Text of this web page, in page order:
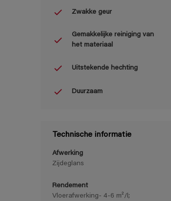
Zwakke geur
Gemakkelijke reiniging van
het materiaal
Uitstekende hechting
Duurzaam
Technische informatie
Afwerking
Zijdeglans
Rendement
Vloerafwerking- 4-6 m²/l;